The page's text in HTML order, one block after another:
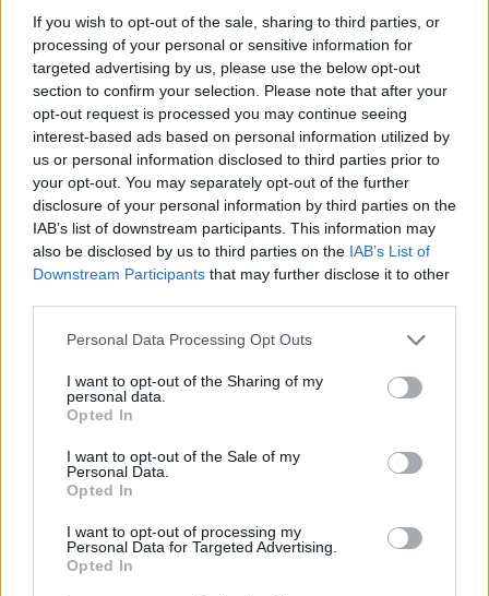
If you wish to opt-out of the sale, sharing to third parties, or
processing of your personal or sensitive information for
targeted advertising by us, please use the below opt-out
section to confirm your selection. Please note that after your
opt-out request is processed you may continue seeing
interest-based ads based on personal information utilized by
us or personal information disclosed to third parties prior to
your opt-out. You may separately opt-out of the further
disclosure of your personal information by third parties on the
IAB’s list of downstream participants. This information may
also be disclosed by us to third parties on the IAB’s List of
Downstream Participants that may further disclose it to other
Personal Data Processing Opt Outs
I want to opt-out of the Sharing of my
personal data.
Opted In
I want to opt-out of the Sale of my
Personal Data.
Opted In
I want to opt-out of processing my
Personal Data for Targeted Advertising.
Opted In